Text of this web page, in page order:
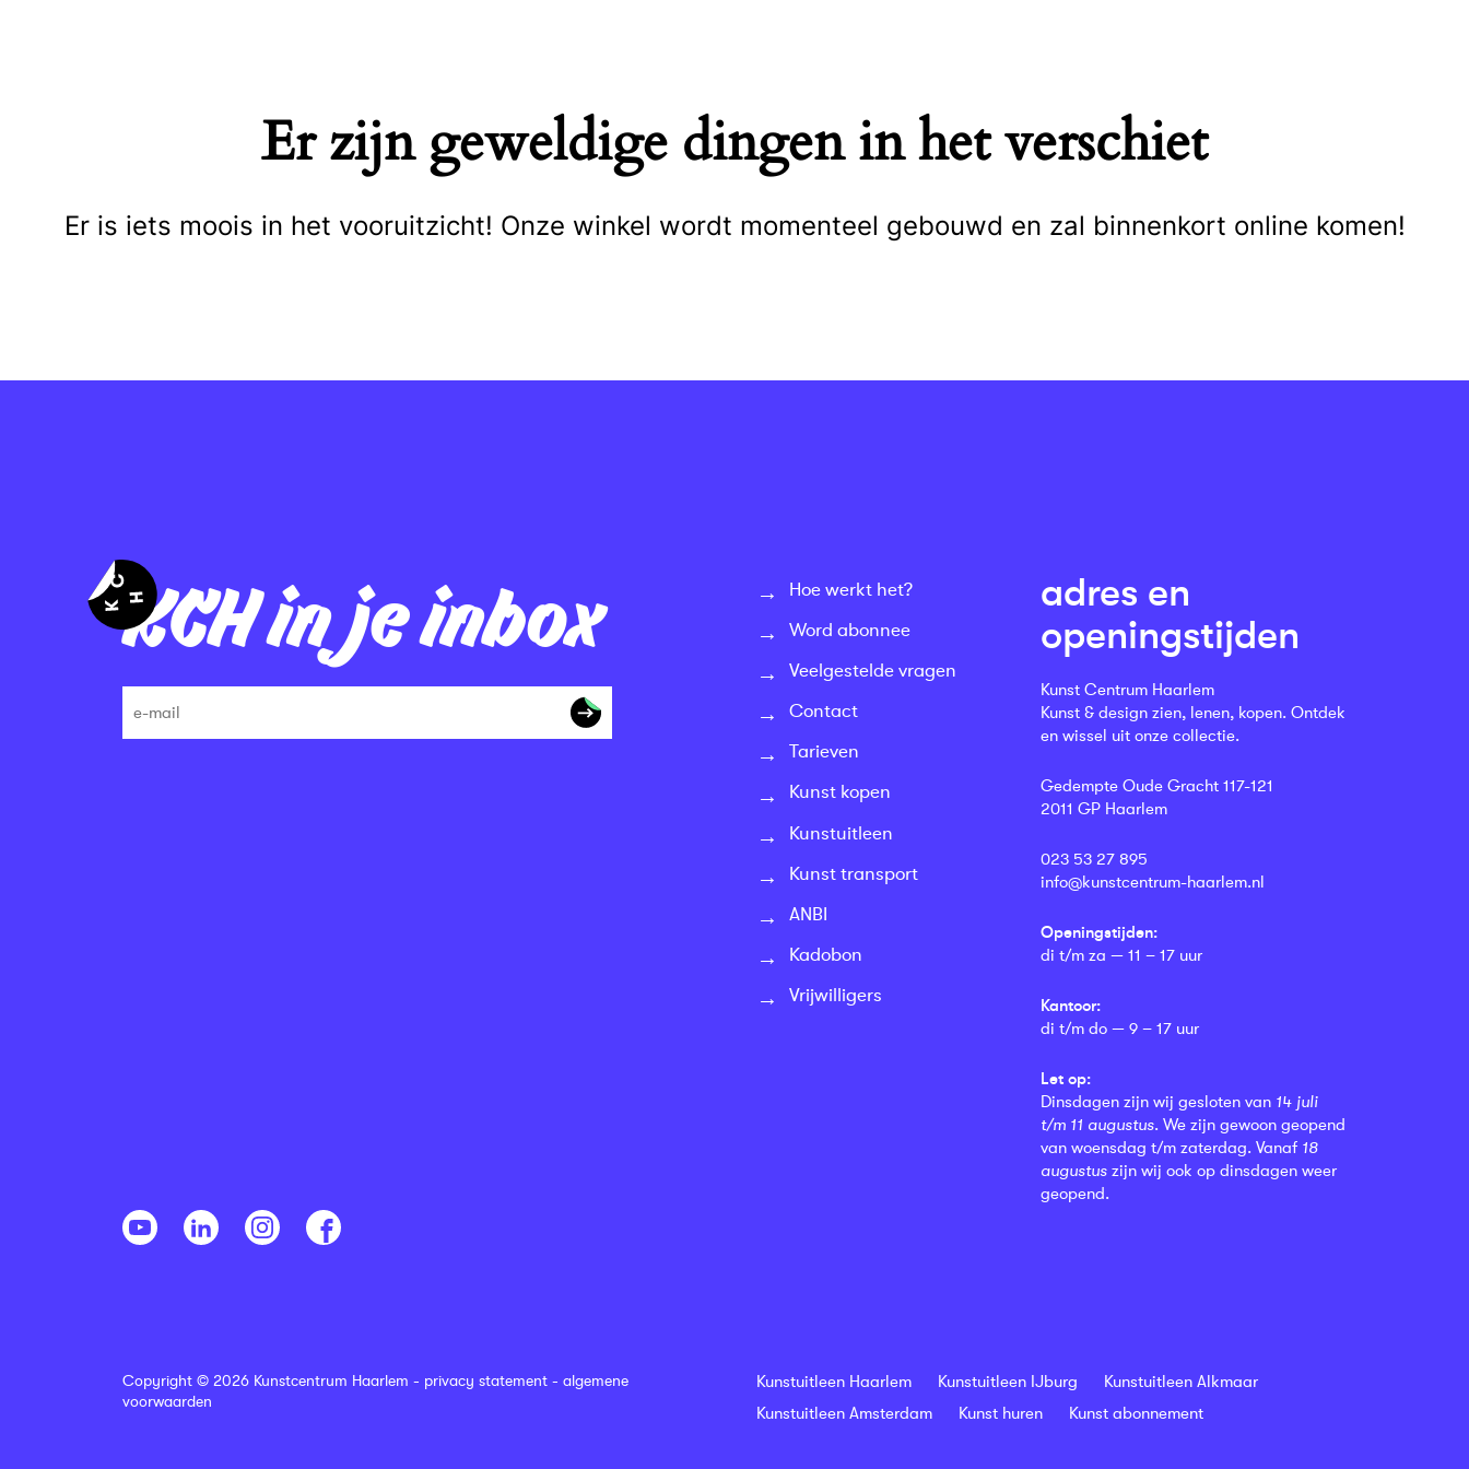
Er zijn geweldige dingen in het verschiet
Er is iets moois in het vooruitzicht! Onze winkel wordt momenteel gebouwd en zal binnenkort online komen!
KCH in je inbox
Hoe werkt het?
Word abonnee
Veelgestelde vragen
Contact
Tarieven
Kunst kopen
Kunstuitleen
Kunst transport
ANBI
Kadobon
Vrijwilligers
adres en
openingstijden
Kunst Centrum Haarlem
Kunst & design zien, lenen, kopen. Ontdek
en wissel uit onze collectie.
Gedempte Oude Gracht 117-121
2011 GP Haarlem
023 53 27 895
info@kunstcentrum-haarlem.nl
Openingstijden:
di t/m za — 11 – 17 uur
Kantoor:
di t/m do — 9 – 17 uur
Let op:
Dinsdagen zijn wij gesloten van 14 juli
t/m 11 augustus. We zijn gewoon geopend
van woensdag t/m zaterdag. Vanaf 18
augustus zijn wij ook op dinsdagen weer
geopend.
Copyright © 2026 Kunstcentrum Haarlem - privacy statement - algemene
voorwaarden
Kunstuitleen Haarlem Kunstuitleen IJburg
Kunstuitleen Alkmaar
Kunstuitleen Amsterdam
Kunst huren Kunst abonnement